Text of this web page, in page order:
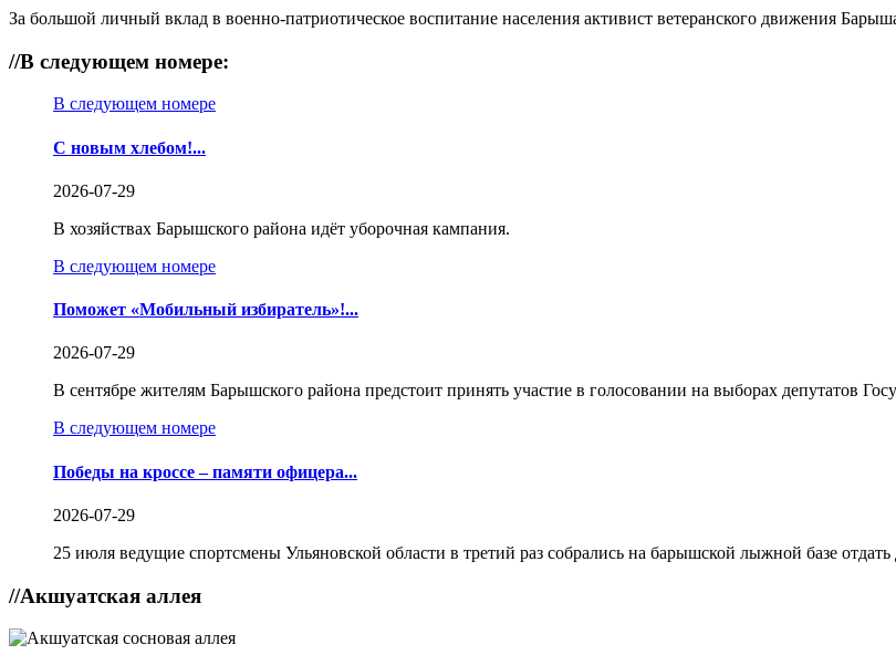
За большой личный вклад в военно-патриотическое воспитание населения активист ветеранского движения
//В следующем номере:
В следующем номере
С новым хлебом!...
2026-07-29
В хозяйствах Барышского района идёт уборочная кампания.
В следующем номере
Поможет «Мобильный избиратель»!...
2026-07-29
В сентябре жителям Барышского района предстоит принять участие в голосовании на выборах депутатов
В следующем номере
Победы на кроссе – памяти офицера...
2026-07-29
25 июля ведущие спортсмены Ульяновской области в третий раз собрались на барышской лыжной базе
//Акшуатская аллея